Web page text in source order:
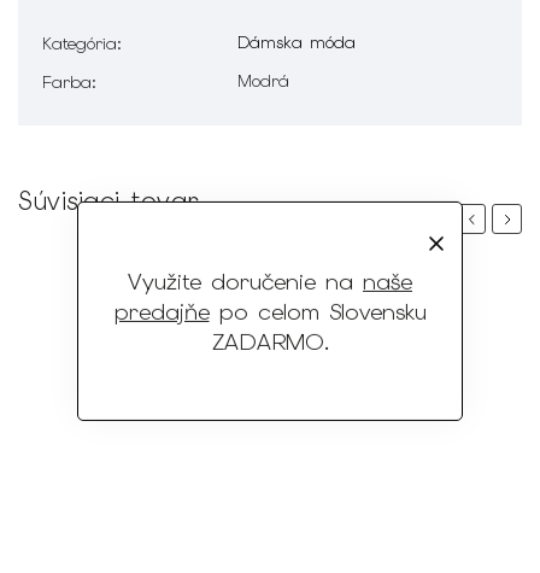
Využite doručenie na naše
predajňepo celom Slovensku
ZADARMO.
Kategória:
Dámska móda
Farba: Modrá
Súvisiaci tovar
PreviousNext